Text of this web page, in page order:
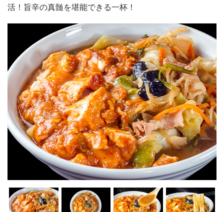
活！旨辛の真髄を堪能できる一杯！